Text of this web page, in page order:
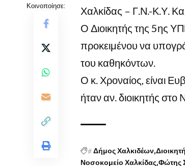
Κοινοποίησε:
Χαλκίδας – Γ.Ν.-Κ.Υ.
Ο Διοικητής της 5ης
προκειμένου να
του καθηκόντων.
Ο κ. Χροναίος, είναι
ήταν αν. διοικητής
#Δήμος Χαλκιδέων
Νοσοκομείο Χαλκίδας Φώτης